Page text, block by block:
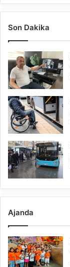
Son Dakika
Ajanda